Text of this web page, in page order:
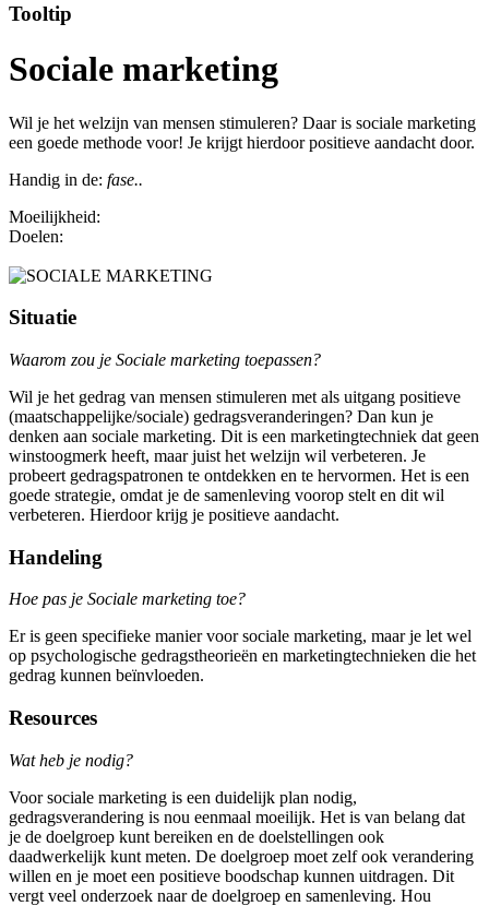
Tooltip
Sociale marketing
Wil je het welzijn van mensen stimuleren? Daar is sociale marketing
een goede methode voor! Je krijgt hierdoor positieve aandacht door.
Handig in de: fase..
Moeilijkheid:
Doelen:
Situatie
Waarom zou je Sociale marketing toepassen?
Wil je het gedrag van mensen stimuleren met als uitgang positieve
(maatschappelijke/sociale) gedragsveranderingen? Dan kun je
denken aan sociale marketing. Dit is een marketingtechniek dat geen
winstoogmerk heeft, maar juist het welzijn wil verbeteren. Je
probeert gedragspatronen te ontdekken en te hervormen. Het is een
goede strategie, omdat je de samenleving voorop stelt en dit wil
verbeteren. Hierdoor krijg je positieve aandacht.
Handeling
Hoe pas je Sociale marketing toe?
Er is geen specifieke manier voor sociale marketing, maar je let wel
op psychologische gedragstheorieën en marketingtechnieken die het
gedrag kunnen beïnvloeden.
Resources
Wat heb je nodig?
Voor sociale marketing is een duidelijk plan nodig,
gedragsverandering is nou eenmaal moeilijk. Het is van belang dat
je de doelgroep kunt bereiken en de doelstellingen ook
daadwerkelijk kunt meten. De doelgroep moet zelf ook verandering
willen en je moet een positieve boodschap kunnen uitdragen. Dit
vergt veel onderzoek naar de doelgroep en samenleving. Hou